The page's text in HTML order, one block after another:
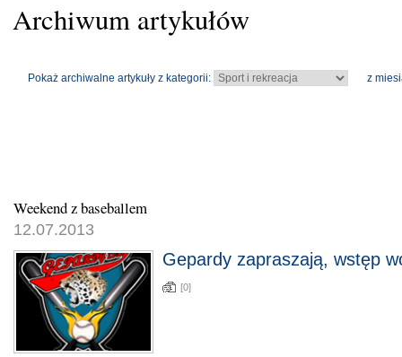
Archiwum artykułów
Pokaż archiwalne artykuły z kategorii: z
Weekend z baseballem
12.07.2013
Gepardy zapraszają, wstęp
[0]